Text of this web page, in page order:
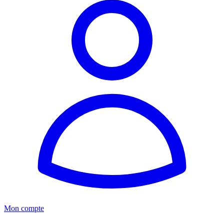
Mon compte